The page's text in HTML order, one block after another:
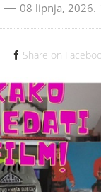
08 lipnja, 2026.
Share on